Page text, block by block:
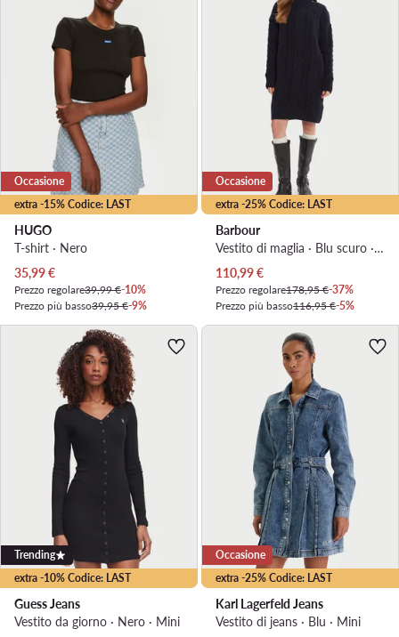
extra -15% Codice: LAST
Occasione
HUGO
T-shirt · Nero
Prezzo attuale
35,99€
Prezzo regolare39,99 €-10%
Prezzo più basso39,95 €-9%
extra -25% Codice: LAST
Occasione
Barbour
Vestito di maglia · Blu scuro · Mini
Prezzo attuale
110,99€
Prezzo regolare178,95 €-37%
Prezzo più basso116,95 €-5%
extra -10% Codice: LAST
Trending
Guess Jeans
Vestito da giorno · Nero · Mini
extra -25% Codice: LAST
Occasione
Karl Lagerfeld Jeans
Vestito di jeans · Blu · Mini